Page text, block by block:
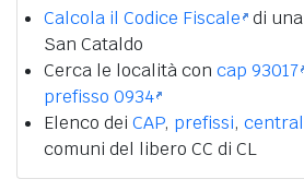
Calcola il Codice Fiscale di
San Cataldo
Cerca le località con cap 93017
prefisso 0934
Elenco dei CAP, prefissi,
comuni del libero CC di CL